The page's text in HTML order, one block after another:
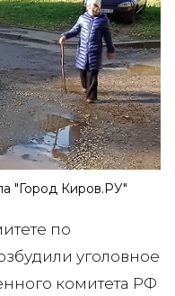
"Город Киров.РУ"
по
уголовное
комитета РФ